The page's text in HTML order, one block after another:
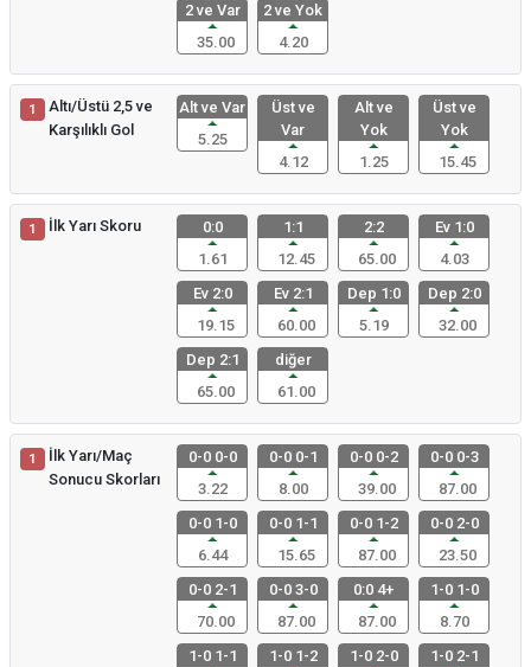
2 ve Var
35.00
2 ve Yok
4.20
1
Altı/Üstü 2,5 ve
Karşılıklı Gol
Alt ve Var
5.25
Üst ve
Var
4.12
Alt ve
Yok
1.25
Üst ve
Yok
15.45
1 İlk Yarı Skoru
0:0
1.61
1:1
12.45
2:2
65.00
Ev 1:0
4.03
Ev 2:0
19.15
Ev 2:1
60.00
Dep 1:0
5.19
Dep 2:0
32.00
Dep 2:1
65.00
diğer
61.00
1
İlk Yarı/Maç
Sonucu Skorları
0-0 0-0
3.22
0-0 0-1
8.00
0-0 0-2
39.00
0-0 0-3
87.00
0-0 1-0
6.44
0-0 1-1
15.65
0-0 1-2
87.00
0-0 2-0
23.50
0-0 2-1
70.00
0-0 3-0
87.00
0:0 4+
87.00
1-0 1-0
8.70
1-0 1-1
1-0 1-2
1-0 2-0
1-0 2-1